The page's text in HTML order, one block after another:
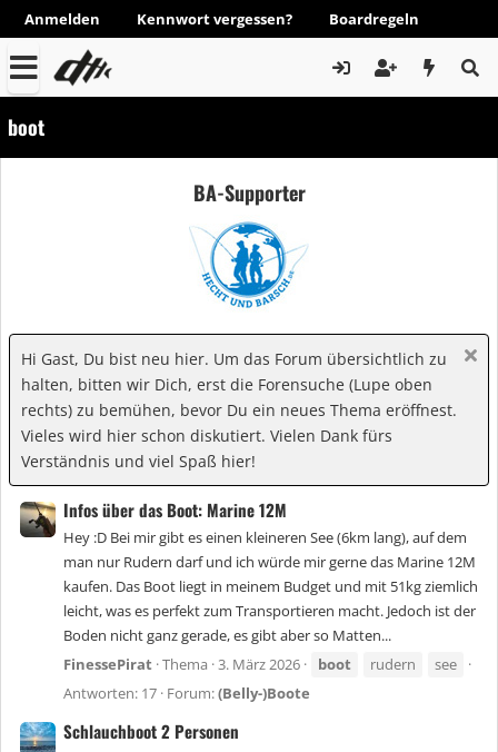
Anmelden Kennwort vergessen? Boardregeln
boot
BA-Supporter
Hi Gast, Du bist neu hier. Um das Forum übersichtlich zu
halten, bitten wir Dich, erst die Forensuche (Lupe oben
rechts) zu bemühen, bevor Du ein neues Thema eröffnest.
Vieles wird hier schon diskutiert. Vielen Dank fürs
Verständnis und viel Spaß hier!
Infos über das Boot: Marine 12M
Hey :D Bei mir gibt es einen kleineren See (6km lang), auf dem
man nur Rudern darf und ich würde mir gerne das Marine 12M
kaufen. Das Boot liegt in meinem Budget und mit 51kg ziemlich
leicht, was es perfekt zum Transportieren macht. Jedoch ist der
Boden nicht ganz gerade, es gibt aber so Matten...
FinessePirat Thema 3. März 2026 boot rudern
see
Antworten: 17 Forum:(Belly-)Boote
Schlauchboot 2 Personen